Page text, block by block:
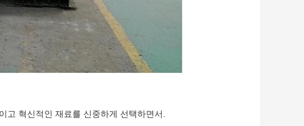
고 혁신적인 재료를 신중하게 선택하면서.